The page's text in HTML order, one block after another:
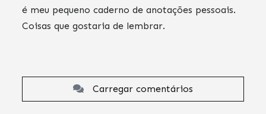
é meu pequeno caderno de anotações pessoais.
Coisas que gostaria de lembrar.
Carregar comentários